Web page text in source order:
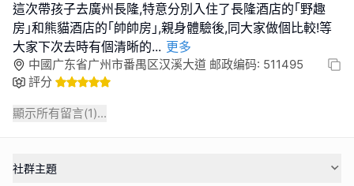
這次帶孩子去廣州長隆,特意分別入住了長隆酒店的｢野趣
房｣和熊貓酒店的｢帥帥房｣,親身體驗後,同大家做個比較!等
大家下次去時有個清晰的... 更多
中國广东省广州市番禺区汉溪大道 邮政编码: 511495
評分
顯示所有留言(1)...
社群主題